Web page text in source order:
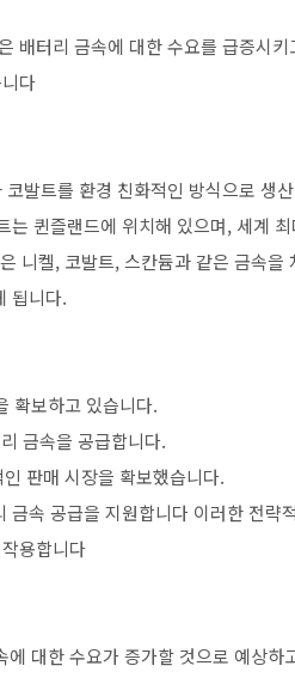
배터리 금속에 대한 수요를 급증시키
다​
발트를 환경 친화적인 방식으로 생
퀸즐랜드에 위치해 있으며, 세계 최
니켈, 코발트, 스칸듐과 같은 금속을
됩니다.
확보하고 있습니다.
금속을 공급합니다.
판매 시장을 확보했습니다.
속 공급을 지원합니다​ 이러한 전략
용합니다​
대한 수요가 증가할 것으로 예상하